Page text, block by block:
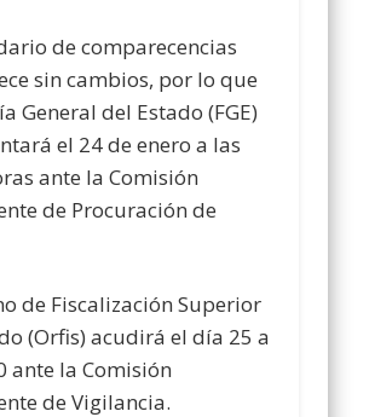
de comparecencias
sin cambios, por lo que
General del Estado (FGE)
el 24 de enero a las
ante la Comisión
de Procuración de
de Fiscalización Superior
(Orfis) acudirá el día 25 a
ante la Comisión
de Vigilancia.